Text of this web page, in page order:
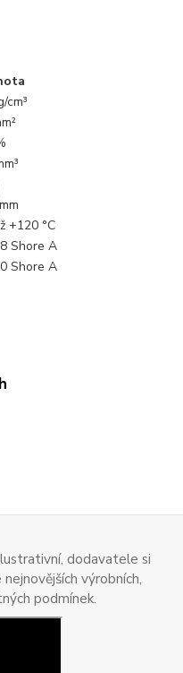
cm³
+120 °C
Shore A
Shore A
dodavatele si
výrobních,
podmínek.